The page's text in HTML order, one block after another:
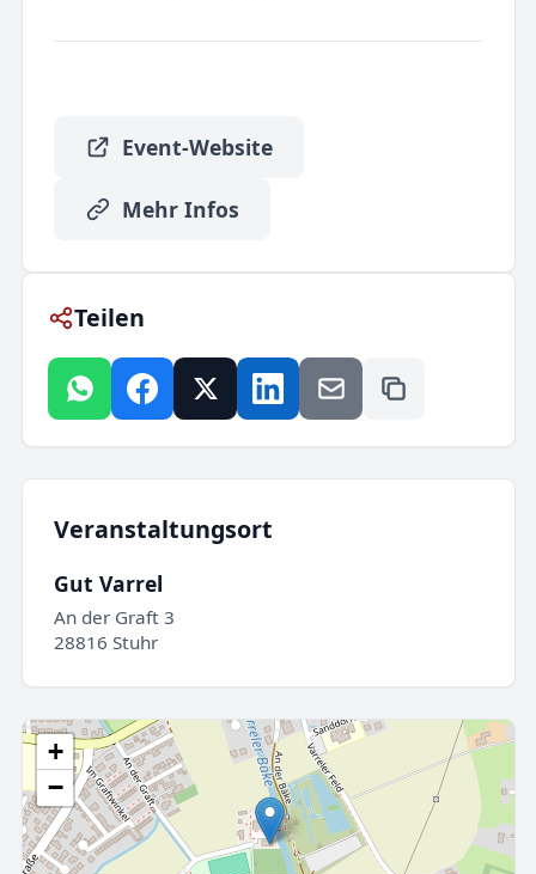
Event-Website
Mehr Infos
Teilen
Veranstaltungsort
Gut Varrel
An der Graft 3
28816 Stuhr
+
−